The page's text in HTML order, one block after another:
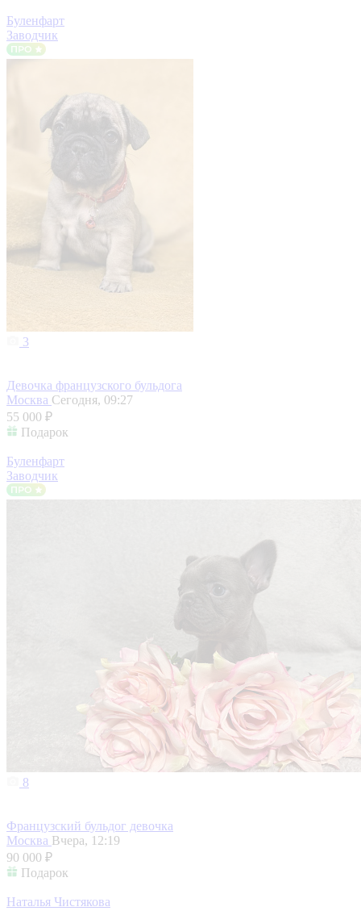
Буленфарт
Заводчик
3
Девочка французского бульдога
Москва Сегодня, 09:27
55 000 ₽
Подарок
Буленфарт
Заводчик
8
Французский бульдог девочка
Москва Вчера, 12:19
90 000 ₽
Подарок
Наталья Чистякова